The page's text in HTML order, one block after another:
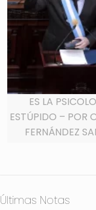
ES LA
ESTÚPIDO – POR
FERNÁNDEZ
Últimas Notas